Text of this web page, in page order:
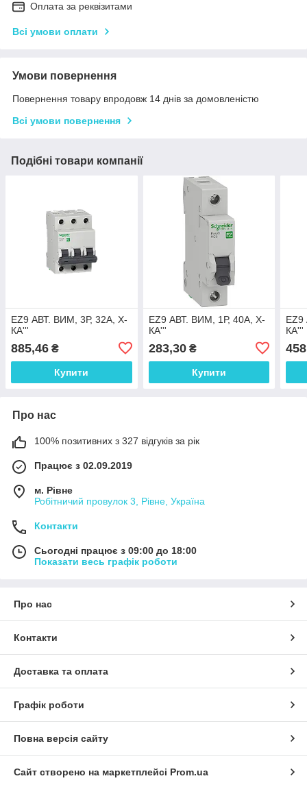
Оплата за реквізитами
Всі умови оплати
Умови повернення
Повернення товару впродовж 14 днів за домовленістю
Всі умови повернення
Подібні товари компанії
EZ9 АВТ. ВИМ, 3Р, 32А, Х-
КА'''
885,46 ₴
Купити
EZ9 АВТ. ВИМ, 1Р, 40А, Х-
КА'''
283,30₴
Купити
КА'''
Про нас
100% позитивних з 327 відгуків за рік
Працює з 02.09.2019
м. Рівне
Робітничий провулок 3, Рівне, Україна
Контакти
Сьогодні працює з 09:00 до 18:00
Показати весь графік роботи
Про нас
Контакти
Доставка та оплата
Графік роботи
Повна версія сайту
Сайт створено на маркетплейсі Prom.ua